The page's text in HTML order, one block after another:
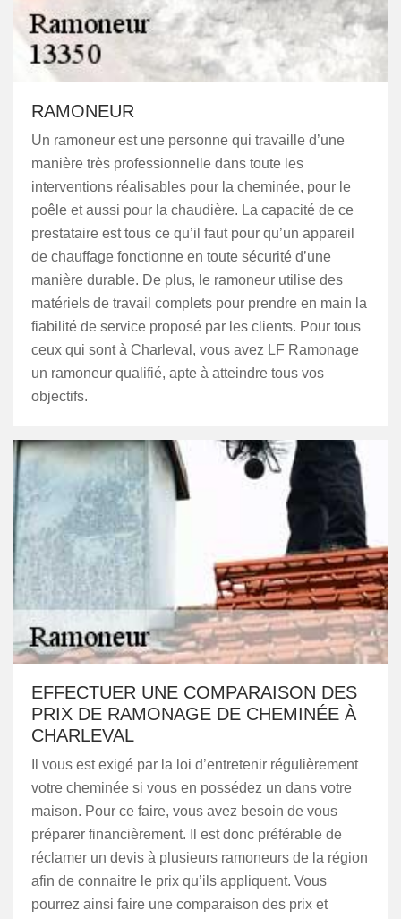
RAMONEUR
Un ramoneur est une personne qui travaille d’une
manière très professionnelle dans toute les
interventions réalisables pour la cheminée, pour le
poêle et aussi pour la chaudière. La capacité de ce
prestataire est tous ce qu’il faut pour qu’un appareil
de chauffage fonctionne en toute sécurité d’une
manière durable. De plus, le ramoneur utilise des
matériels de travail complets pour prendre en main la
fiabilité de service proposé par les clients. Pour tous
ceux qui sont à Charleval, vous avez LF Ramonage
un ramoneur qualifié, apte à atteindre tous vos
objectifs.
EFFECTUER UNE COMPARAISON DES
PRIX DE RAMONAGE DE CHEMINÉE À
CHARLEVAL
Il vous est exigé par la loi d’entretenir régulièrement
votre cheminée si vous en possédez un dans votre
maison. Pour ce faire, vous avez besoin de vous
préparer financièrement. Il est donc préférable de
réclamer un devis à plusieurs ramoneurs de la région
afin de connaitre le prix qu’ils appliquent. Vous
pourrez ainsi faire une comparaison des prix et